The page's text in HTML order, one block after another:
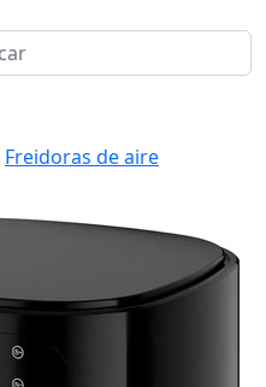
Freidoras de aire